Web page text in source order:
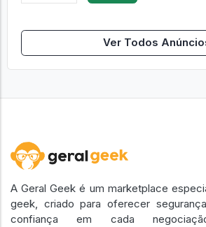
Ver Todos
A Geral Geek é um marketplace
geek, criado para oferecer
confiança em cada